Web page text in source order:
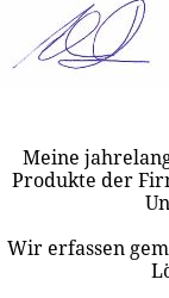
Meine
Produkte der
Wir erfassen